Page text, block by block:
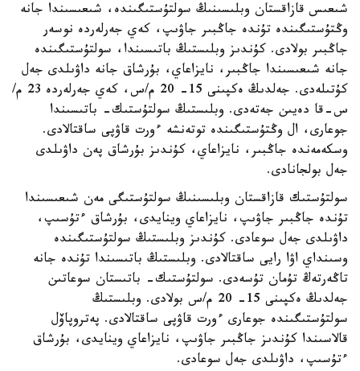
شىعىس قازاقستان وبلىسىنىڭ سولتۇستىگىندە، شىعىسىندا جانە
وڭتۇستىگىندە تۇندە جاڭبىر جاۋىپ، كەي جەرلەردە نوسەر
جاڭبىر بولادى. كۇندىز وبلىستىڭ باتىسىندا، سولتۇستىگىندە
جانە شىعىسىندا جاڭبىر، نايزاعاي، بۇرشاق جانە داۋىلدى جەل
كۇتىلەدى. جەلدىڭ ەكپىنى 15- 20 م/س، كەي جەرلەردە 23 م/
س-قا دەيىن جەتەدى. وبلىستىڭ سولتۇستىك- باتىسىندا
جوعارى، ال وڭتۇستىگىندە توتەنشە ءورت قاۋپى ساقتالادى.
وسكەمەندە جاڭبىر، نايزاعاي، كۇندىز بۇرشاق پەن داۋىلدى
جەل بولجانادى.
سولتۇستىك قازاقستان وبلىسىنىڭ سولتۇستىگى مەن شىعىسىندا
تۇندە جاڭبىر جاۋىپ، نايزاعاي وينايدى، بۇرشاق ءتۇسىپ،
داۋىلدى جەل سوعادى. كۇندىز وبلىستىڭ سولتۇستىگىندە
وسىنداي اۋا رايى ساقتالادى. وبلىستىڭ باتىسىندا تۇندە جانە
تاڭەرتەڭ تۇمان تۇسەدى. سولتۇستىك- باتىستان سوعاتىن
جەلدىڭ ەكپىنى 15- 20 م/س بولادى. وبلىستىڭ
سولتۇستىگىندە جوعارى ءورت قاۋپى ساقتالادى. پەتروپاۆل
قالاسىندا كۇندىز جاڭبىر جاۋىپ، نايزاعاي وينايدى، بۇرشاق
ءتۇسىپ، داۋىلدى جەل سوعادى.